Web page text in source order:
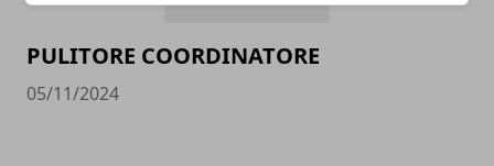
PULITORE COORDINATORE
05/11/2024